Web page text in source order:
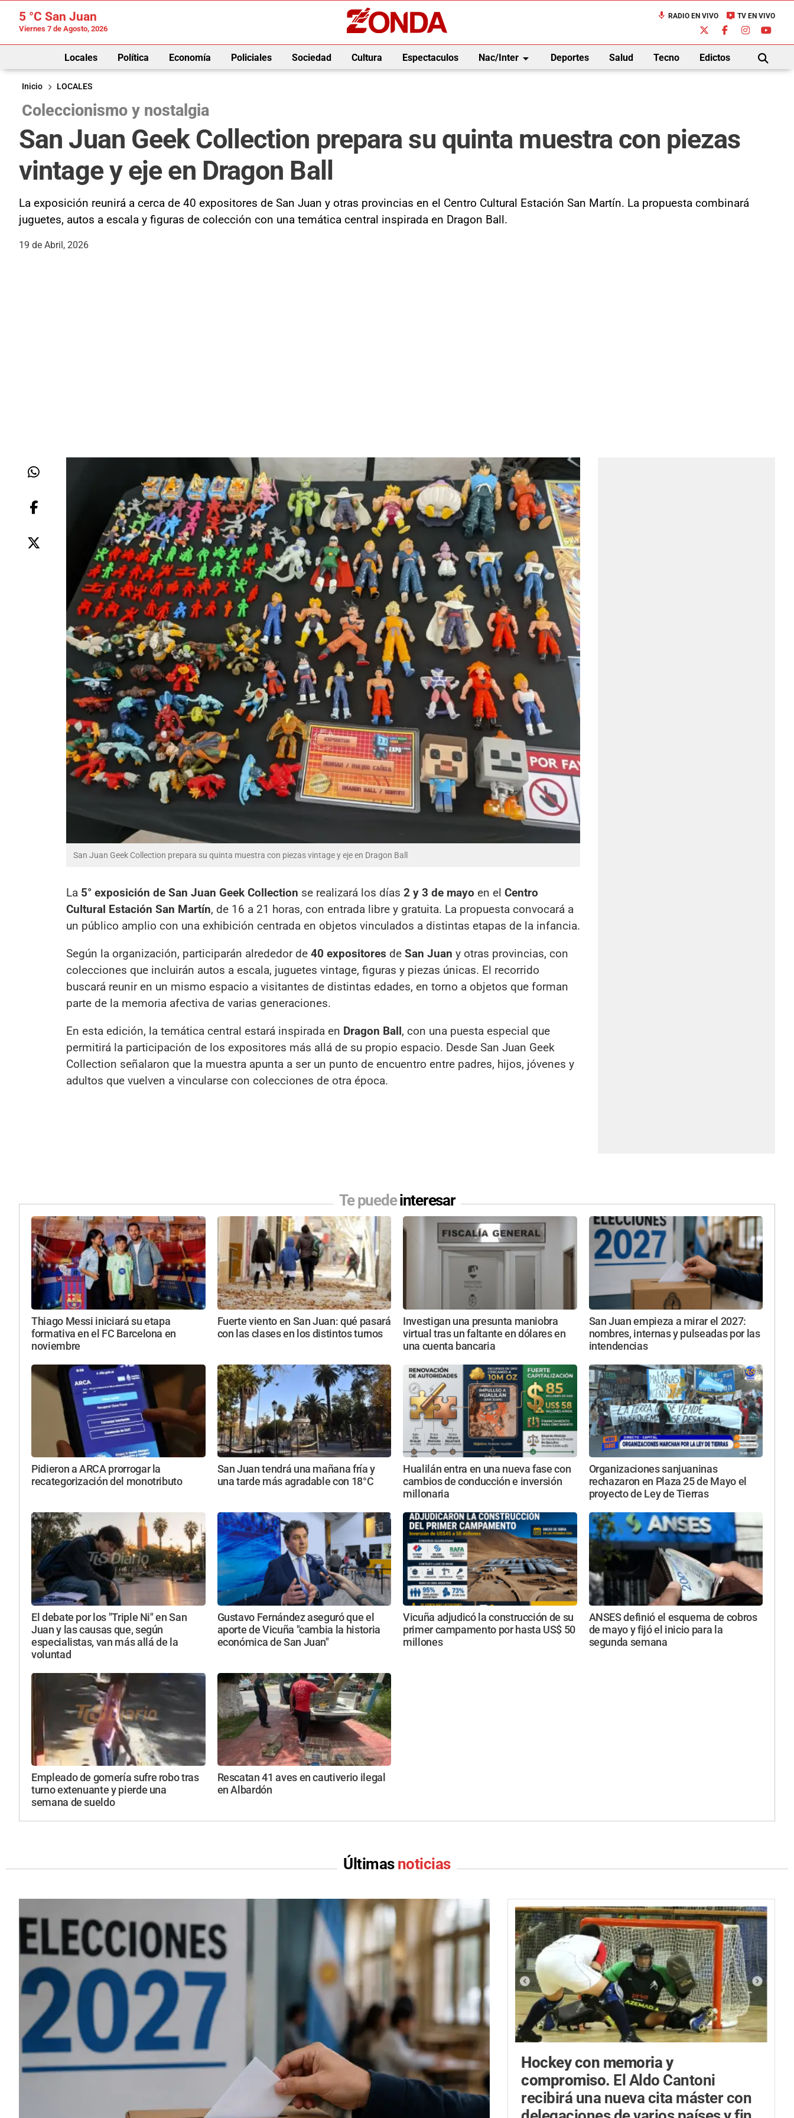
5 °C San Juan
Viernes 7 de Agosto, 2026
mic RADIO EN VIVO live_tv TV EN VIVO
Locales Política Economía Policiales Sociedad Cultura Espectaculos Nac/Interarrow_drop_down Deportes Salud Tecno Edictos
BUSCAR
Inicio
LOCALES
Coleccionismo y nostalgia
San Juan Geek Collection prepara su quinta muestra con piezas
vintage y eje en Dragon Ball
La exposición reunirá a cerca de 40 expositores de San Juan y otras provincias en el Centro Cultural Estación San Martín. La propuesta combinará
juguetes, autos a escala y figuras de colección con una temática central inspirada en Dragon Ball.
19 de Abril, 2026
San Juan Geek Collection prepara su quinta muestra con piezas vintage y eje en Dragon Ball
La 5° exposición de San Juan Geek Collection se realizará los días 2 y 3 de mayo en el Centro
Cultural Estación San Martín, de 16 a 21 horas, con entrada libre y gratuita. La propuesta convocará a
un público amplio con una exhibición centrada en objetos vinculados a distintas etapas de la infancia.
Según la organización, participarán alrededor de 40 expositores de San Juan y otras provincias, con
colecciones que incluirán autos a escala, juguetes vintage, figuras y piezas únicas. El recorrido
buscará reunir en un mismo espacio a visitantes de distintas edades, en torno a objetos que forman
parte de la memoria afectiva de varias generaciones.
En esta edición, la temática central estará inspirada en Dragon Ball, con una puesta especial que
permitirá la participación de los expositores más allá de su propio espacio. Desde San Juan Geek
Collection señalaron que la muestra apunta a ser un punto de encuentro entre padres, hijos, jóvenes y
adultos que vuelven a vincularse con colecciones de otra época.
Te puedeinteresar
Thiago Messi iniciará su etapa
formativa en el FC Barcelona en
noviembre
Fuerte viento en San Juan: qué pasará
con las clases en los distintos turnos
Investigan una presunta maniobra
virtual tras un faltante en dólares en
una cuenta bancaria
San Juan empieza a mirar el 2027:
nombres, internas y pulseadas por las
intendencias
Pidieron a ARCA prorrogar la
recategorización del monotributo
San Juan tendrá una mañana fría y
una tarde más agradable con 18°C
Hualilán entra en una nueva fase con
cambios de conducción e inversión
millonaria
Organizaciones sanjuaninas
rechazaron en Plaza 25 de Mayo el
proyecto de Ley de Tierras
El debate por los "Triple Ni" en San
Juan y las causas que, según
especialistas, van más allá de la
voluntad
Gustavo Fernández aseguró que el
aporte de Vicuña "cambia la historia
económica de San Juan"
Vicuña adjudicó la construcción de su
primer campamento por hasta US$ 50
millones
ANSES definió el esquema de cobros
de mayo y fijó el inicio para la
segunda semana
Empleado de gomería sufre robo tras
turno extenuante y pierde una
semana de sueldo
Rescatan 41 aves en cautiverio ilegal
en Albardón
Últimas noticias
Hockey con memoria y
compromiso. El Aldo Cantoni
recibirá una nueva cita máster con